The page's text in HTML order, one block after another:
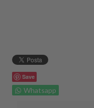
Save
Whatsapp